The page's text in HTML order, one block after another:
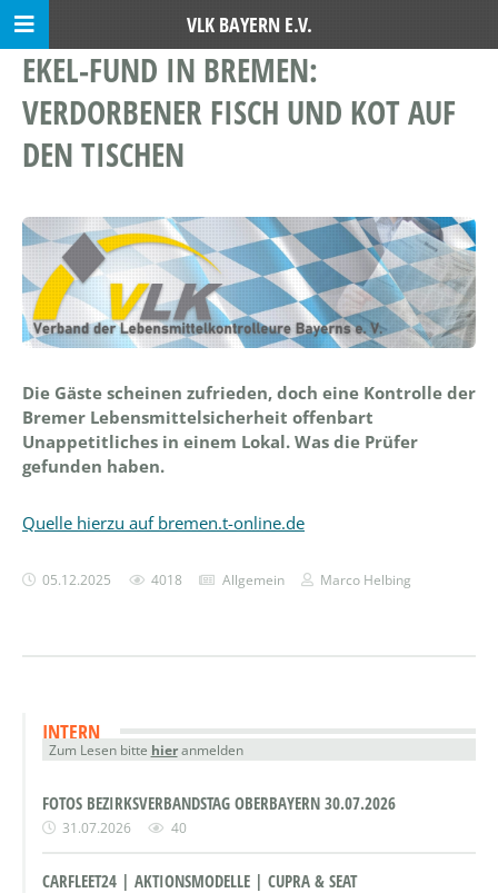
EKEL-FUND IN BREMEN:
VERDORBENER FISCH UND KOT AUF
DEN TISCHEN
Die Gäste scheinen zufrieden, doch eine Kontrolle der
Bremer Lebensmittelsicherheit offenbart
Unappetitliches in einem Lokal. Was die Prüfer
gefunden haben.
Quelle hierzu auf bremen.t-online.de
05.12.2025 4018 Allgemein Marco Helbing
INTERN
Zum Lesen bitte hieranmelden
FOTOS BEZIRKSVERBANDSTAG OBERBAYERN 30.07.2026
31.07.2026 40
CARFLEET24 | AKTIONSMODELLE | CUPRA & SEAT
VLK BAYERN E.V.